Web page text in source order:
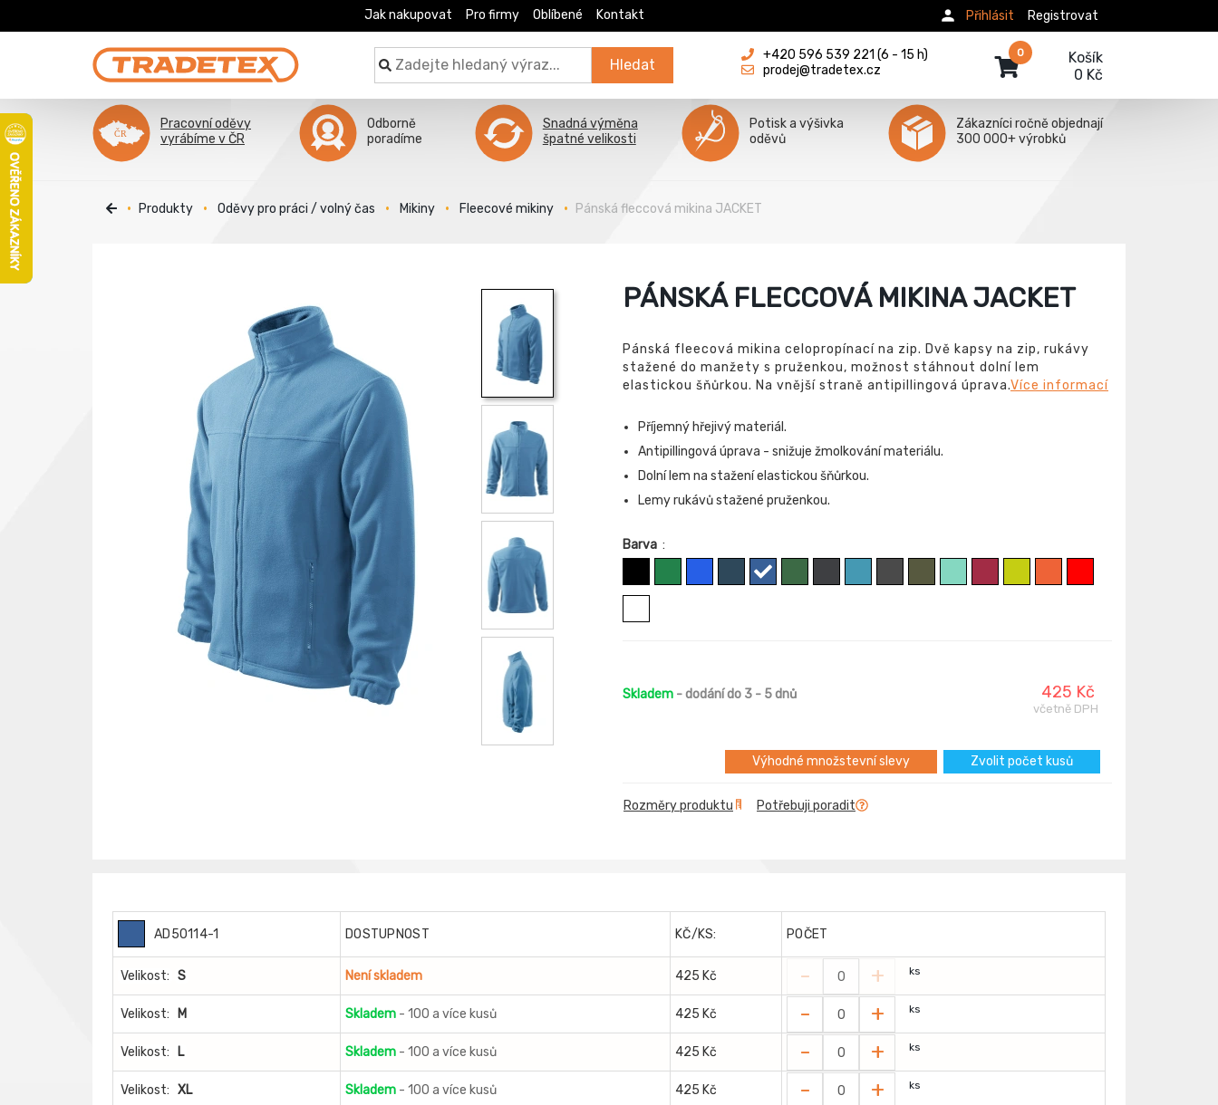
Jak nakupovat Pro firmy Oblíbené Kontakt Registrovat
Přihlásit
Hledat
+420 596 539 221 (6 - 15 h)
prodej@tradetex.cz
Košík
0 Kč
0
Pracovní oděvy
vyrábíme v ČR
Odborně
poradíme
Snadná výměna
špatné velikosti
Potisk a výšivka
oděvů
Zákazníci ročně objednají
300 000+ výrobků
Produkty Oděvy pro práci / volný čas Mikiny Fleecové mikiny Pánská fleccová mikina JACKET
PÁNSKÁ FLECCOVÁ MIKINA JACKET
Pánská fleecová mikina celopropínací na zip. Dvě kapsy na zip, rukávy
stažené do manžety s pruženkou, možnost stáhnout dolní lem
elastickou šňůrkou. Na vnější straně antipillingová úprava.Více informací
Příjemný hřejivý materiál.
Antipillingová úprava - snižuje žmolkování materiálu.
Dolní lem na stažení elastickou šňůrkou.
Lemy rukávů stažené pruženkou.
Barva :
Skladem - dodání do 3 - 5 dnů 425 Kč
včetně DPH
Výhodné množstevní slevy Zvolit počet kusů
Rozměry produktu Potřebuji poradit
AD50114-1 DOSTUPNOST KČ/KS: POČET
Velikost: S Není skladem 425 Kč - + ks
Velikost: M Skladem - 100 a více kusů 425 Kč - + ks
Velikost: L Skladem - 100 a více kusů 425 Kč - + ks
Velikost: XL Skladem - 100 a více kusů 425 Kč - + ks